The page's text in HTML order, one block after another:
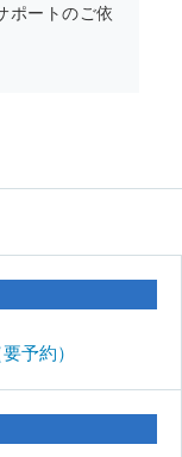
ポートのご依
予約）